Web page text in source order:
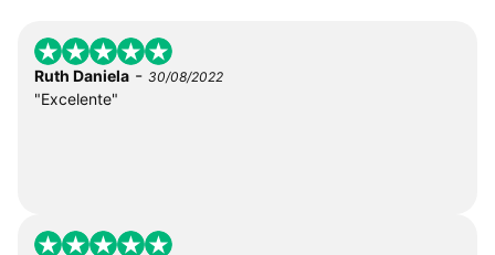
Ruth Daniela - 30/08/2022
"Excelente"